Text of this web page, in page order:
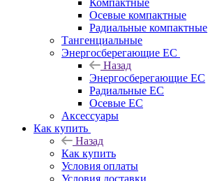
Компактные
Осевые компактные
Радиальные компактные
Тангенциальные
Энергосберегающие EC
Назад
Энергосберегающие EC
Радиальные EC
Осевые EC
Аксессуары
Как купить
Назад
Как купить
Условия оплаты
Условия доставки